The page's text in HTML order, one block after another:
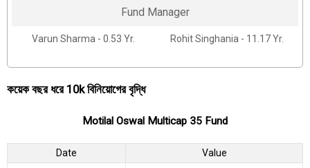
Fund Manager
Varun Sharma - 0.53 Yr. Rohit Singhania - 11.17 Yr.
কয়েক বছর ধরে 10k বিনিয়োগের বৃদ্ধি
Motilal Oswal Multicap 35 Fund
Date Value